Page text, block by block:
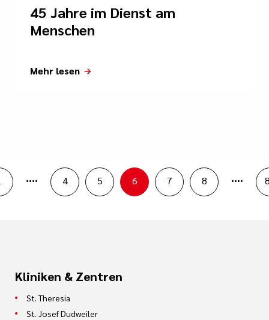
45 Jahre im Dienst am
Menschen
Mehr lesen
.... 4 5 6 7 8 ....
Kliniken & Zentren
St. Theresia
St. Josef Dudweiler